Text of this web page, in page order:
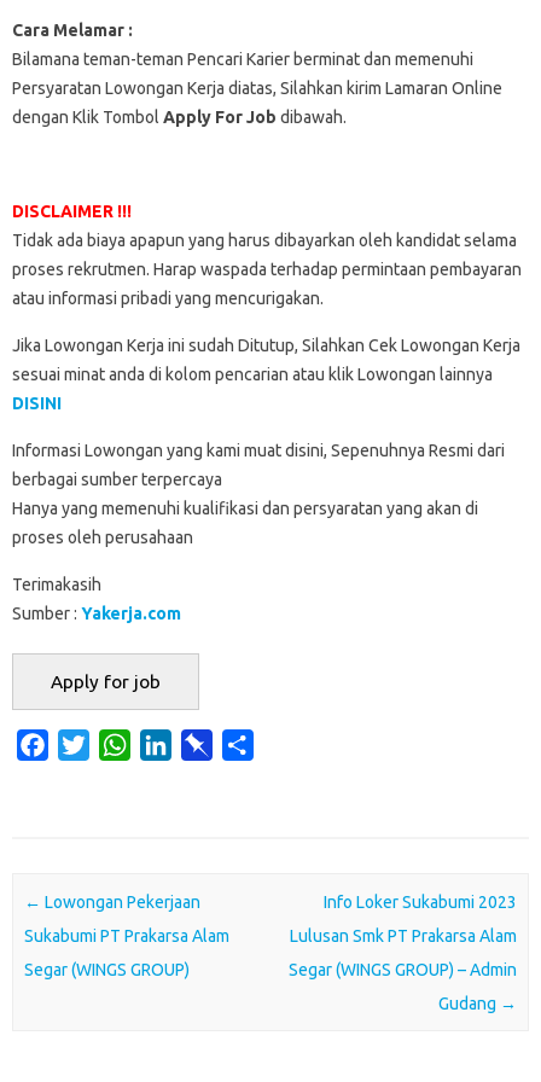
Cara Melamar :
Bilamana teman-teman Pencari Karier berminat dan memenuhi
Persyaratan Lowongan Kerja diatas, Silahkan kirim Lamaran Online
dengan Klik Tombol Apply For Job dibawah.
DISCLAIMER !!!
Tidak ada biaya apapun yang harus dibayarkan oleh kandidat selama
proses rekrutmen. Harap waspada terhadap permintaan pembayaran
atau informasi pribadi yang mencurigakan.
Jika Lowongan Kerja ini sudah Ditutup, Silahkan Cek Lowongan Kerja
sesuai minat anda di kolom pencarian atau klik Lowongan lainnya
DISINI
Informasi Lowongan yang kami muat disini, Sepenuhnya Resmi dari
berbagai sumber terpercaya
Hanya yang memenuhi kualifikasi dan persyaratan yang akan di
proses oleh perusahaan
Terimakasih
Sumber : Yakerja.com
o
o
k
e
r
W
A
p
p
d
I
n
r
Post navigation
← Lowongan Pekerjaan
Sukabumi PT Prakarsa Alam
Segar (WINGS GROUP)
Info Loker Sukabumi 2023
Lulusan Smk PT Prakarsa Alam
Segar (WINGS GROUP) – Admin
Gudang →